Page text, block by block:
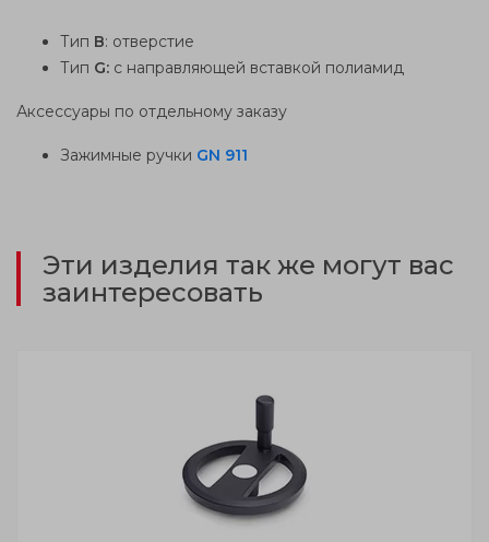
Тип В: отверстие
Тип G: с направляющей вставкой полиамид
Аксессуары по отдельному заказу
Зажимные ручки GN 911
Эти изделия так же могут вас
заинтересовать